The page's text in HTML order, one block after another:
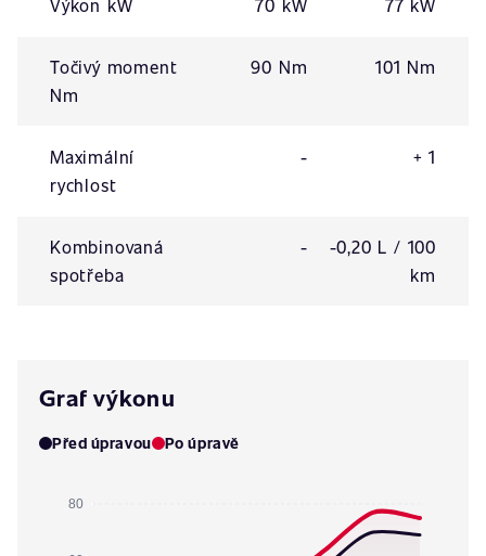
Výkon kW 70 kW 77 kW
Točivý moment
Nm
90 Nm 101 Nm
Maximální
rychlost
- + 1
Kombinovaná
spotřeba
-
-0,20 L / 100
km
Graf výkonu
Před úpravou Po úpravě
80